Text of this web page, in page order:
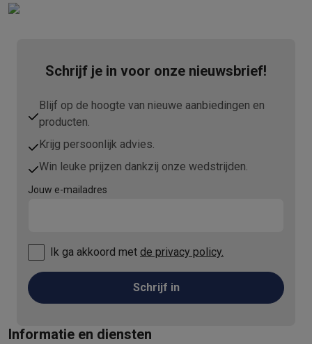
Schrijf je in voor onze nieuwsbrief!
Blijf op de hoogte van nieuwe aanbiedingen en
producten.
Krijg persoonlijk advies.
Win leuke prijzen dankzij onze wedstrijden.
Jouw e-mailadres
Ik ga akkoord met de privacy policy.
Schrijf in
Informatie en diensten